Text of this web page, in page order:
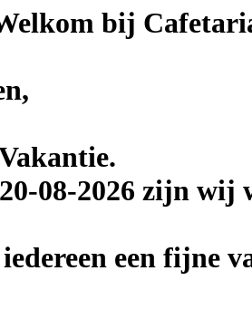
bij
08-2026 zijn wij
een fijne